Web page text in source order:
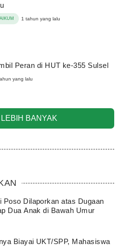
1 tahun yang lalu
Peran di HUT ke-355 Sulsel
yang lalu
BANYAK
Poso Dilaporkan atas Dugaan
Dua Anak di Bawah Umur
Biayai UKT/SPP, Mahasiswa